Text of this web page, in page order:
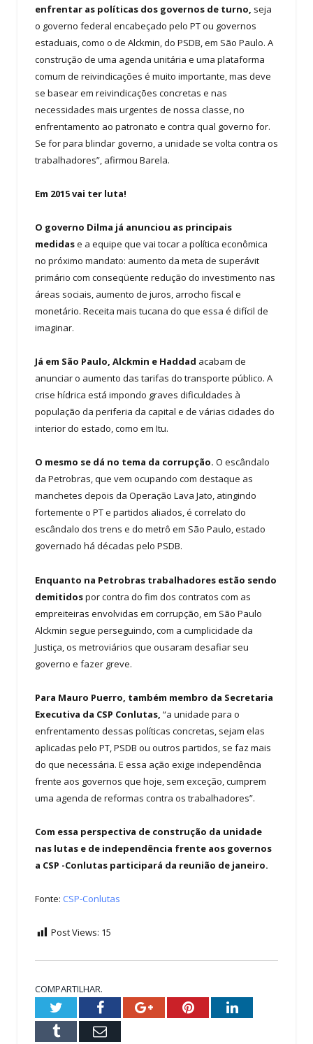
enfrentar as políticas dos governos de turno, seja
o governo federal encabeçado pelo PT ou governos
estaduais, como o de Alckmin, do PSDB, em São Paulo. A
construção de uma agenda unitária e uma plataforma
comum de reivindicações é muito importante, mas deve
se basear em reivindicações concretas e nas
necessidades mais urgentes de nossa classe, no
enfrentamento ao patronato e contra qual governo for.
Se for para blindar governo, a unidade se volta contra os
trabalhadores”, afirmou Barela.
Em 2015 vai ter luta!
O governo Dilma já anunciou as principais
medidase a equipe que vai tocar a política econômica
no próximo mandato: aumento da meta de superávit
primário com conseqüente redução do investimento nas
áreas sociais, aumento de juros, arrocho fiscal e
monetário. Receita mais tucana do que essa é difícil de
imaginar.
Já em São Paulo, Alckmin e Haddad acabam de
anunciar o aumento das tarifas do transporte público. A
crise hídrica está impondo graves dificuldades à
população da periferia da capital e de várias cidades do
interior do estado, como em Itu.
O mesmo se dá no tema da corrupção. O escândalo
da Petrobras, que vem ocupando com destaque as
manchetes depois da Operação Lava Jato, atingindo
fortemente o PT e partidos aliados, é correlato do
escândalo dos trens e do metrô em São Paulo, estado
governado há décadas pelo PSDB.
Enquanto na Petrobras trabalhadores estão sendo
demitidospor contra do fim dos contratos com as
empreiteiras envolvidas em corrupção, em São Paulo
Alckmin segue perseguindo, com a cumplicidade da
Justiça, os metroviários que ousaram desafiar seu
governo e fazer greve.
Para Mauro Puerro, também membro da Secretaria
Executiva da CSP Conlutas, “a unidade para o
enfrentamento dessas políticas concretas, sejam elas
aplicadas pelo PT, PSDB ou outros partidos, se faz mais
do que necessária. E essa ação exige independência
frente aos governos que hoje, sem exceção, cumprem
uma agenda de reformas contra os trabalhadores”.
Com essa perspectiva de construção da unidade
nas lutas e de independência frente aos governos
a CSP -Conlutas participará da reunião de janeiro.
Fonte: CSP-Conlutas
Post Views: 15
COMPARTILHAR.
TwitterFacebookGoogle+PinterestLinkedIn
Tumblr Email